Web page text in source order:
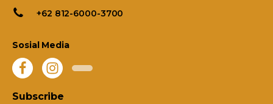
+62 812-6000-3700
Sosial Media
Subscribe